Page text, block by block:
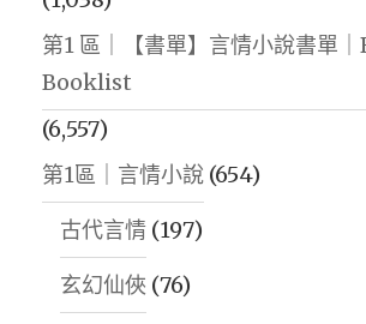
第1 區｜【書單】言情小說書單
Booklist
(6,557)
第1區｜言情小說 (654)
古代言情 (197)
玄幻仙俠 (76)